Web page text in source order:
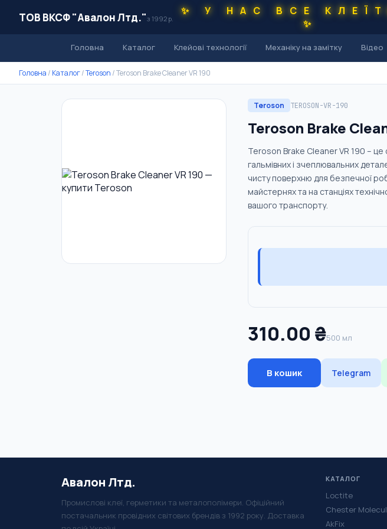
ТОВ ВКСФ "Авалон Лтд."з 1992 р.
✨ У НАС ВСЕ
✨
Головна Каталог Клейові технології Механіку на замітку Відео
Головна / Каталог/Teroson /Teroson Brake Cleaner VR 190
Teroson TEROSON-VR-190
Teroson Brake
Teroson Brake Cleaner VR 190 –
гальмівних і зчеплювальних
чисту поверхню для безпечної
майстернях та на станціях
вашого транспорту.
310.00 ₴500 мл
В кошик Telegram
Авалон Лтд.
Промислові клеї, герметики та металополімери. Офіційний
постачальник провідних світових брендів з 1992 року. Доставка
КАТАЛОГ
Loctite
Chester
AkFix